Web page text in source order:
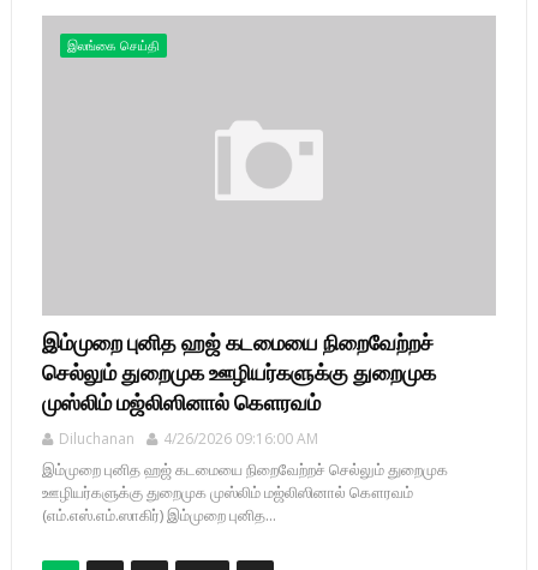
இலங்கை செய்தி
இம்முறை புனித ஹஜ் கடமையை நிறைவேற்றச்
செல்லும் துறைமுக ஊழியர்களுக்கு துறைமுக
முஸ்லிம் மஜ்லிஸினால் கௌரவம்
Diluchanan 4/26/2026 09:16:00 AM
இம்முறை புனித ஹஜ் கடமையை நிறைவேற்றச் செல்லும் துறைமுக
ஊழியர்களுக்கு துறைமுக முஸ்லிம் மஜ்லிஸினால் கௌரவம்
(எம்.எஸ்.எம்.ஸாகிர்) இம்முறை புனித...